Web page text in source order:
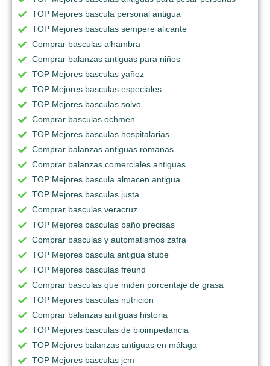
TOP Mejores bascula personal antigua
TOP Mejores basculas sempere alicante
Comprar basculas alhambra
Comprar balanzas antiguas para niños
TOP Mejores basculas yañez
TOP Mejores basculas especiales
TOP Mejores basculas solvo
Comprar basculas ochmen
TOP Mejores basculas hospitalarias
Comprar balanzas antiguas romanas
Comprar balanzas comerciales antiguas
TOP Mejores bascula almacen antigua
TOP Mejores basculas justa
Comprar basculas veracruz
TOP Mejores basculas baño precisas
Comprar basculas y automatismos zafra
TOP Mejores bascula antigua stube
TOP Mejores basculas freund
Comprar basculas que miden porcentaje de grasa
TOP Mejores basculas nutricion
Comprar balanzas antiguas historia
TOP Mejores basculas de bioimpedancia
TOP Mejores balanzas antiguas en málaga
TOP Mejores basculas jcm